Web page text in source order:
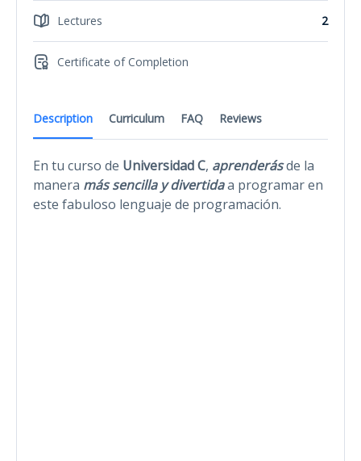
Description Curriculum FAQ Reviews
En tu curso de Universidad C, aprenderásde la
manera más sencilla y divertidaa programar en
este fabuloso lenguaje de programación.
Lectures 2
Certificate of Completion